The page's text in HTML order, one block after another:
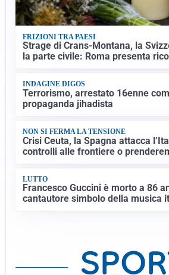
FRIZIONI TRA PAESI
Strage di Crans-Montana, la
la parte civile: Roma presenta
INDAGINE DIGOS
Terrorismo, arrestato 16enne
propaganda jihadista
NON SI FERMA LA TENSIONE
Crisi Ceuta, la Spagna attacca
controlli alle frontiere o
LUTTO
Francesco Guccini è morto a 86
cantautore simbolo della musica